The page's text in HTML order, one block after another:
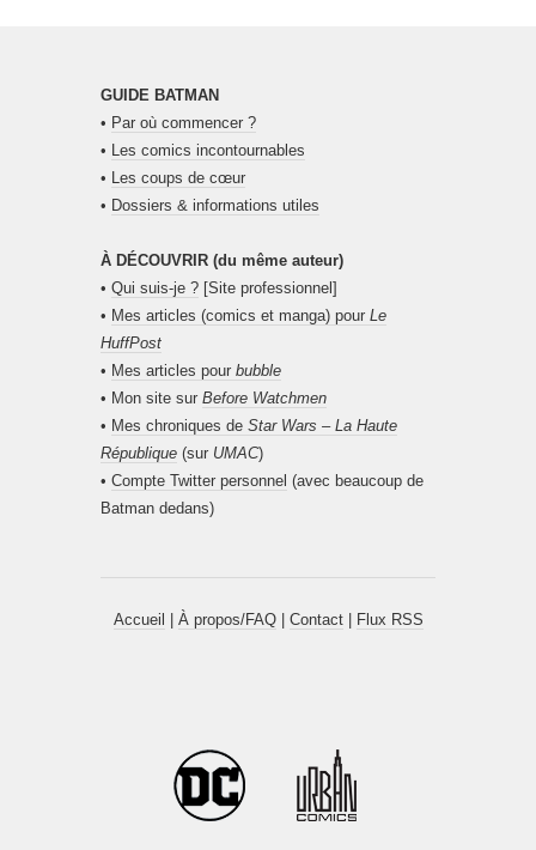
GUIDE BATMAN
• Par où commencer ?
• Les comics incontournables
• Les coups de cœur
• Dossiers & informations utiles
À DÉCOUVRIR (du même auteur)
• Qui suis-je ? [Site professionnel]
• Mes articles (comics et manga) pour Le
HuffPost
• Mes articles pour bubble
• Mon site sur Before Watchmen
• Mes chroniques de Star Wars – La Haute
République (sur UMAC)
• Compte Twitter personnel (avec beaucoup de
Batman dedans)
Accueil | À propos/FAQ| Contact| Flux RSS